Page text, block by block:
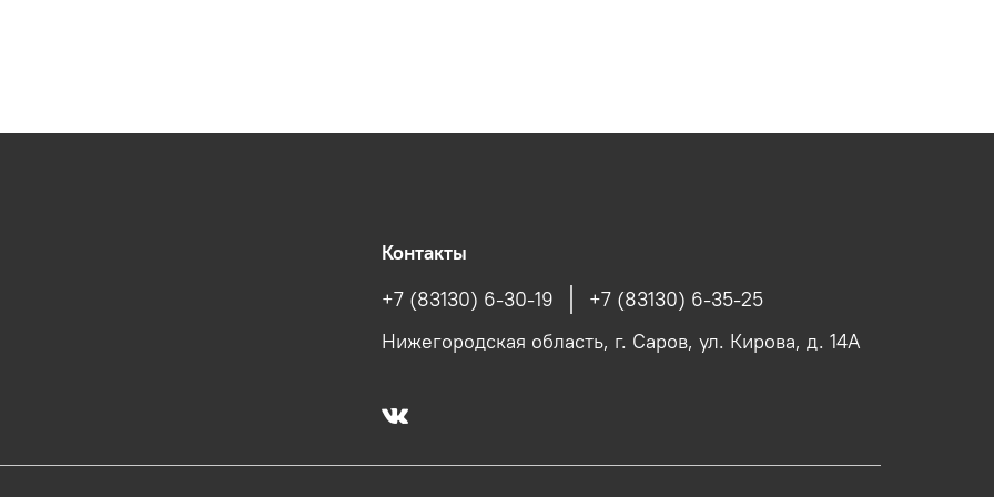
Контакты
+7 (83130) 6-30-19
+7 (83130) 6-35-25
Нижегородская область, г. Саров, ул. Кирова, д. 14А